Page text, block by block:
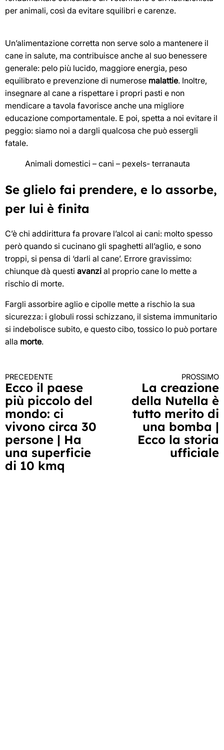
per animali, così da evitare squilibri e carenze.
Un’alimentazione corretta non serve solo a mantenere il
cane in salute, ma contribuisce anche al suo benessere
generale: pelo più lucido, maggiore energia, peso
equilibrato e prevenzione di numerose malattie. Inoltre,
insegnare al cane a rispettare i propri pasti e non
mendicare a tavola favorisce anche una migliore
educazione comportamentale. E poi, spetta a noi evitare il
peggio: siamo noi a dargli qualcosa che può essergli
fatale.
Animali domestici – cani – pexels- terranauta
Se glielo fai prendere, e lo assorbe,
per lui è finita
C’è chi addirittura fa provare l’alcol ai cani: molto spesso
però quando si cucinano gli spaghetti all’aglio, e sono
troppi, si pensa di ‘darli al cane’. Errore gravissimo:
chiunque dà questi avanzi al proprio cane lo mette a
rischio di morte.
Fargli assorbire aglio e cipolle mette a rischio la sua
sicurezza: i globuli rossi schizzano, il sistema immunitario
si indebolisce subito, e questo cibo, tossico lo può portare
alla morte.
Continua
a
leggere
PRECEDENTE
Ecco il paese
più piccolo del
mondo: ci
vivono circa 30
persone | Ha
una superficie
di 10 kmq
PROSSIMO
La creazione
della Nutella è
tutto merito di
una bomba |
Ecco la storia
ufficiale